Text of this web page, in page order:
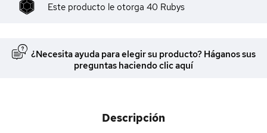
Este producto le otorga 40 Rubys
¿Necesita ayuda para elegir su producto? Háganos sus
preguntas haciendo clic aquí
Descripción